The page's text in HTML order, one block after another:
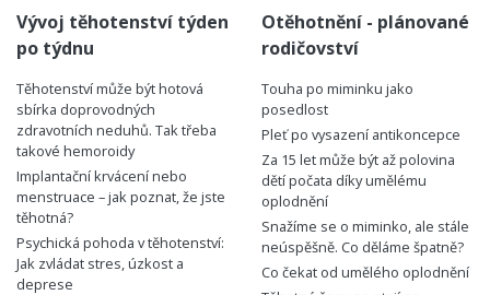
Vývoj těhotenství týden
po týdnu
Těhotenství může být hotová
sbírka doprovodných
zdravotních neduhů. Tak třeba
takové hemoroidy
Implantační krvácení nebo
menstruace – jak poznat, že jste
těhotná?
Psychická pohoda v těhotenství:
Jak zvládat stres, úzkost a
deprese
Otěhotnění - plánované
rodičovství
Touha po miminku jako
posedlost
Pleť po vysazení antikoncepce
Za 15 let může být až polovina
dětí počata díky umělému
oplodnění
Snažíme se o miminko, ale stále
neúspěšně. Co děláme špatně?
Co čekat od umělého oplodnění